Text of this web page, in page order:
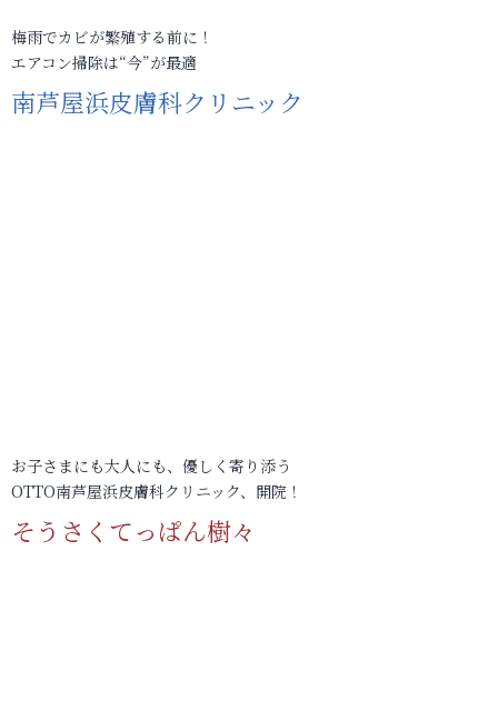
梅雨でカビが繁殖する前に！
エアコン掃除は“今”が最適
南芦屋浜皮膚科クリニック
お子さまにも大人にも、優しく寄り添う
OTTO南芦屋浜皮膚科クリニック、開院！
そうさくてっぱん樹々